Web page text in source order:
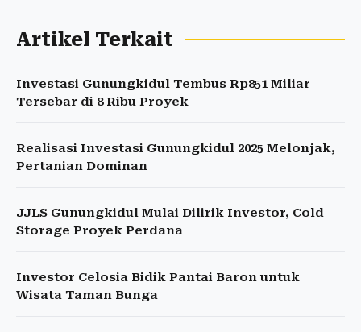
Artikel Terkait
Investasi Gunungkidul Tembus Rp851 Miliar
Tersebar di 8 Ribu Proyek
Realisasi Investasi Gunungkidul 2025 Melonjak,
Pertanian Dominan
JJLS Gunungkidul Mulai Dilirik Investor, Cold
Storage Proyek Perdana
Investor Celosia Bidik Pantai Baron untuk
Wisata Taman Bunga